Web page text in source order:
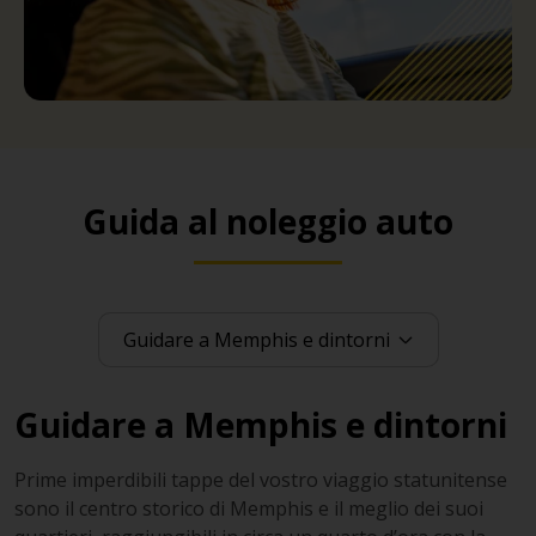
Guida al noleggio auto
Guidare a Memphis e dintorni
Prime imperdibili tappe del vostro viaggio statunitense
sono il centro storico di Memphis e il meglio dei suoi